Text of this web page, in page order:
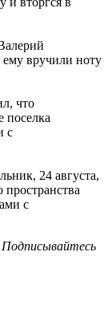
вручили ноту
что
поселка
с
24 августа,
с
Подписывайтесь